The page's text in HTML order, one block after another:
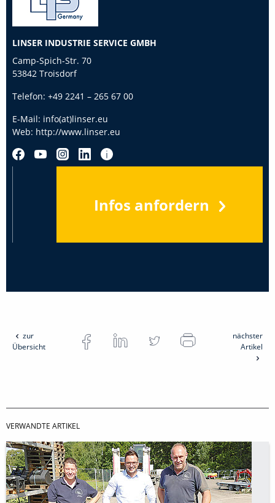
LINSER INDUSTRIE SERVICE GMBH
Camp-Spich-Str. 70
53842 Troisdorf
Telefon: +49 2241 – 265 67 00
E-Mail: info(at)linser.eu
Web: http://www.linser.eu
Infos anfordern
zur
Übersicht
nächster
Artikel
VERWANDTE ARTIKEL